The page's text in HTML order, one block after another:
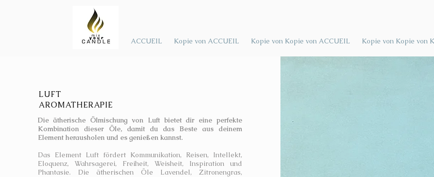
ACCUEIL Kopie von ACCUEIL Kopie von Kopie von ACCUEIL Kopie von Kopie von
LUFT
AROMATHERAPIE
Die ätherische Ölmischung von Luft bietet dir eine perfekte
Kombination dieser Öle, damit du das Beste aus deinem
Element herausholen und es genießen kannst.
Das Element Luft fördert Kommunikation, Reisen, Intellekt,
Eloquenz, Wahrsagerei, Freiheit, Weisheit, Inspiration und
Phantasie. Die ätherischen Öle Lavendel, Zitronengras,